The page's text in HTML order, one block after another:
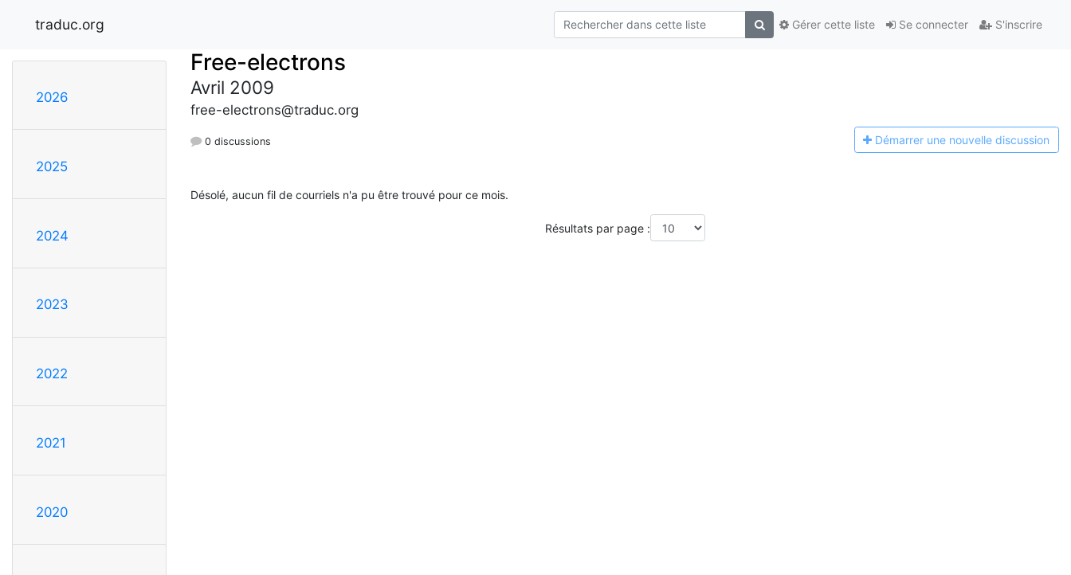
traduc.org Se connecter S'inscrire
Gérer cette liste
2026
2025
2024
2023
2022
2021
2020
Free-electrons
Avril 2009
free-electrons@traduc.org
0 discussions Démarrer une nouvelle discussion
Désolé, aucun fil de courriels n'a pu être trouvé pour ce mois.
Résultats par page :